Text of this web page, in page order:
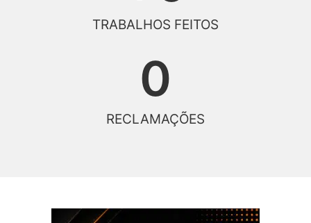
TRABALHOS FEITOS
RECLAMAÇÕES
0